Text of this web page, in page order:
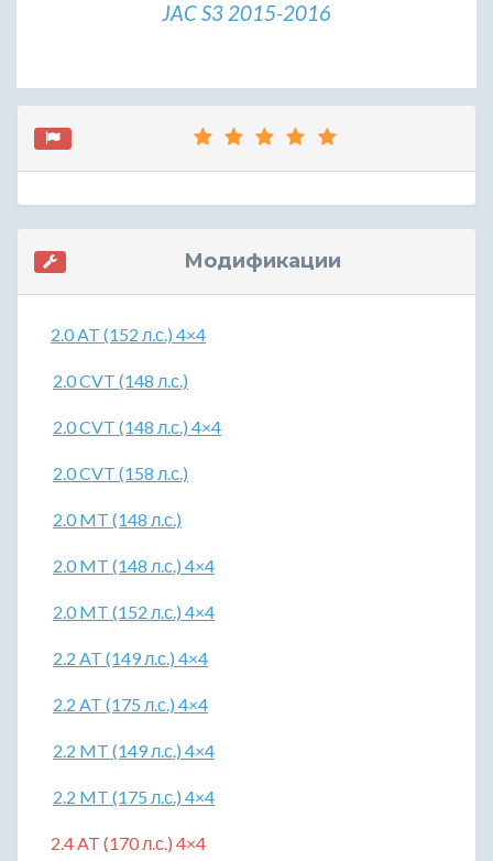
JAC S3 2015-2016
Модификации
2.0 AT (152 л.с.) 4×4
2.0 CVT (148 л.с.)
2.0 CVT (148 л.с.) 4×4
2.0 CVT (158 л.с.)
2.0 MT (148 л.с.)
2.0 MT (148 л.с.) 4×4
2.0 MT (152 л.с.) 4×4
2.2 AT (149 л.с.) 4×4
2.2 AT (175 л.с.) 4×4
2.2 MT (149 л.с.) 4×4
2.2 MT (175 л.с.) 4×4
2.4 AT (170 л.с.) 4×4